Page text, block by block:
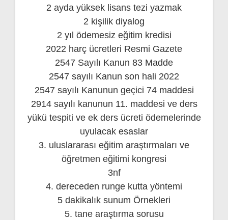
2 ayda yüksek lisans tezi yazmak
2 kişilik diyalog
2 yıl ödemesiz eğitim kredisi
2022 harç ücretleri Resmi Gazete
2547 Sayılı Kanun 83 Madde
2547 sayılı Kanun son hali 2022
2547 sayılı Kanunun geçici 74 maddesi
2914 sayılı kanunun 11. maddesi ve ders
yükü tespiti ve ek ders ücreti ödemelerinde
uyulacak esaslar
3. uluslararası eğitim araştırmaları ve
öğretmen eğitimi kongresi
3nf
4. dereceden runge kutta yöntemi
5 dakikalık sunum Örnekleri
5. tane araştırma sorusu